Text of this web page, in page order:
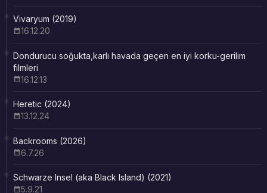
Vivaryum (2019)
16.12.20
Dondurucu soğukta,karlı havada geçen en iyi korku-gerilim
filmleri
16.12.13
Heretic (2024)
13.12.24
Backrooms (2026)
6.7.26
Schwarze Insel (aka Black Island) (2021)
5.9.21